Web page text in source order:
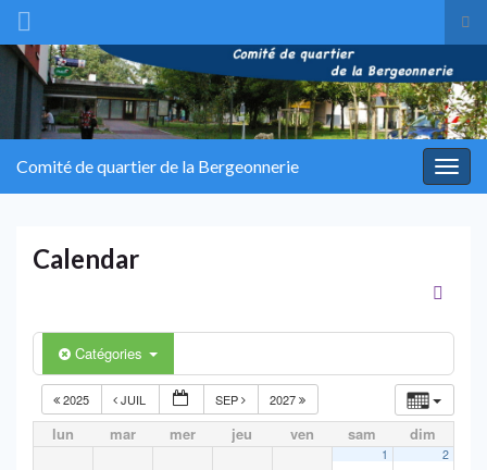
Search for:
Comité de quartier de la Bergeonnerie
Calendar
Catégories
2025 JUIL SEP 2027
lun mar mer jeu ven sam dim
1 2